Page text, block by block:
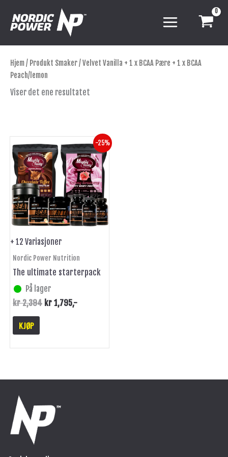
rett
Hjem/ Produkt Smaker / Velvet Vanilla + 1 x BCAA Pære + 1 x BCAA
Peach/lemon
Viser det ene resultatet
-25%
+ 12 Variasjoner
Nordic Power Nutrition
The ultimate starterpack
På lager
kr2,394
Opprinnelig
pris
var:
kr 2,394.
kr1,795
Nåværende
pris
er:
kr 1,795.
,-
KJØP
Dette
produktet
har
flere
varianter.
Alternativene
kan
velges
på
produktsiden